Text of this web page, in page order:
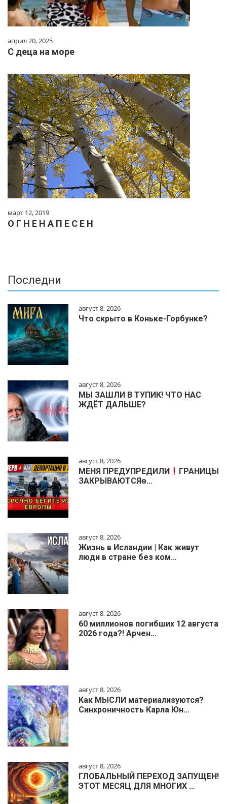
април 20, 2025
С деца на море
март 12, 2019
О Г Н Е Н А П Е С Е Н
Последни
август 8, 2026
Что скрыто в Коньке-Горбунке?
август 8, 2026
МЫ ЗАШЛИ В ТУПИК! ЧТО НАС
ЖДЁТ ДАЛЬШЕ?
август 8, 2026
МЕНЯ ПРЕДУПРЕДИЛИ
ГРАНИЦЫ
ЗАКРЫВАЮТСЯɵ…
август 8, 2026
Жизнь в Исландии | Как живут
люди в стране без ком…
август 8, 2026
60 миллионов погибших 12 августа
2026 года?! Арчен…
август 8, 2026
Как МЫСЛИ материализуются?
Синхроничность Карла Юн…
август 8, 2026
ГЛОБАЛЬНЫЙ ПЕРЕХОД ЗАПУЩЕН!
ЭТОТ МЕСЯЦ ДЛЯ МНОГИХ …